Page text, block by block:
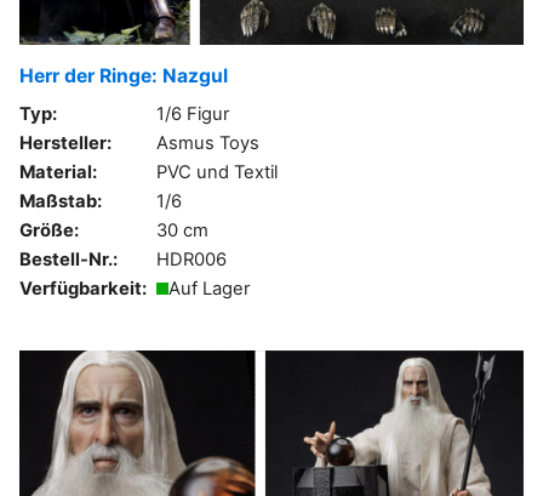
Herr der Ringe: Nazgul
Typ:
1/6 Figur
Hersteller:
Asmus Toys
Material:
PVC und Textil
Maßstab:
1/6
Größe:
30 cm
Bestell-Nr.:
HDR006
Verfügbarkeit:
Auf Lager